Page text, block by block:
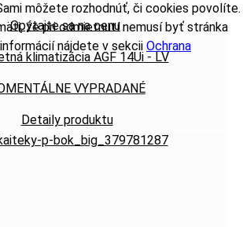
Opýtajte sa na cenu
klimatizácia AGF 14Ui - LV
VYPRADANÉ
Detaily produktu
môžete rozhodnúť, či cookies povolíte.
že pri odmietnutí nemusí byť stránka
nájdete v sekcii Ochrana